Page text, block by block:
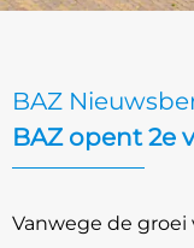
BAZ
BAZ opent 2e
Vanwege de groei